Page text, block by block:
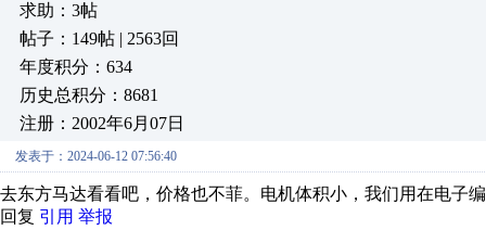
求助：3帖
帖子：149帖 | 2563回
年度积分：634
历史总积分：8681
注册：2002年6月07日
发表于：2024-06-12 07:56:40
去东方马达看看吧，价格也不菲。电机体积小，我们用在电子
回复 引用 举报